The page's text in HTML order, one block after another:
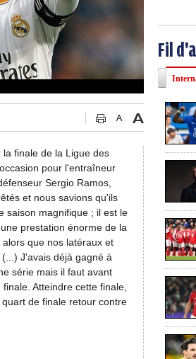
finale de la Ligue des
pour l'entraîneur
Sergio Ramos,
et nous savions qu'ils
saison magnifique ; il est le
prestation énorme de la
que nos latéraux et
J'avais déjà gagné à
série mais il faut avant
Atteindre cette finale,
de finale retour contre
Fil